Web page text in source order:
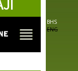
BHS
ENG